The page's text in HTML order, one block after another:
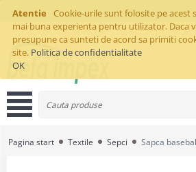
Atentie
Cookie-urile sunt folosite pe acest
mai buna experienta pentru utilizator. Daca
presupune ca sunteti de acord sa primiti
site. Politica de confidentialitate
OK
Pagina start Textile Sepci Sapca